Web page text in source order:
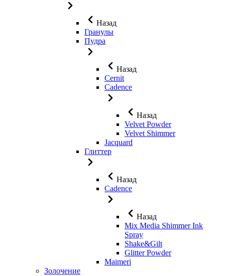
Назад
Гранулы
Пудра
Назад
Cernit
Cadence
Назад
Velvet Powder
Velvet Shimmer
Jaсquard
Глиттер
Назад
Cadence
Назад
Mix Media Shimmer Ink
Spray
Shake&Gilt
Glitter Powder
Maimeri
Золочение